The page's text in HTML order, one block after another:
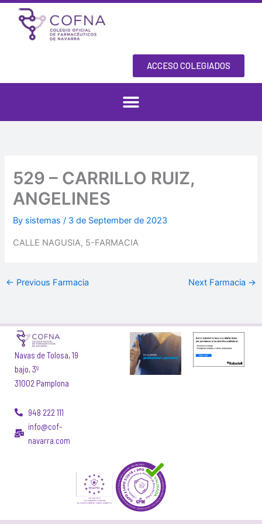
Skip
content
ACCESO COLEGIADOS
529 – CARRILLO RUIZ,
ANGELINES
By sistemas/ 3 de September de 2023
CALLE NAGUSIA, 5-FARMACIA
← Previous Farmacia Next Farmacia →
Navas de Tolosa, 19
bajo, 3º
31002 Pamplona
948 222 111
info@cof-
navarra.com